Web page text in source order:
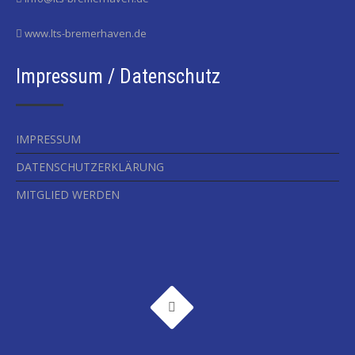
www.lts-bremerhaven.de
Impressum / Datenschutz
IMPRESSUM
DATENSCHUTZERKLÄRUNG
MITGLIED WERDEN